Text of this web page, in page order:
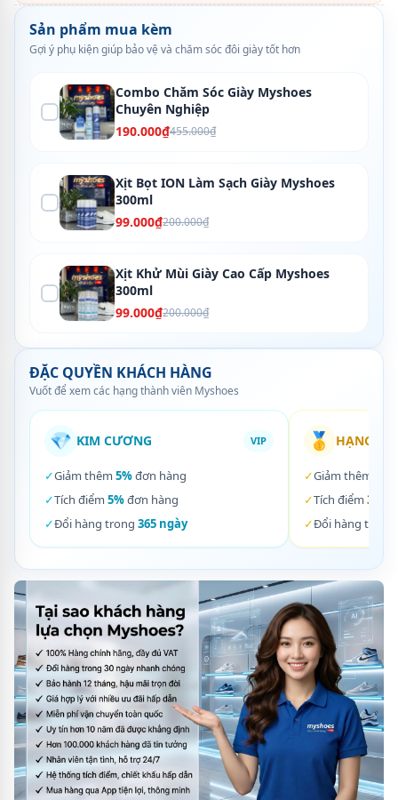
Sản phẩm mua kèm
Gợi ý phụ kiện giúp bảo vệ và chăm sóc đôi giày tốt hơn
Combo Chăm Sóc Giày Myshoes
Chuyên Nghiệp
190.000₫455.000₫
Xịt Bọt ION Làm Sạch Giày Myshoes
300ml
99.000₫200.000₫
Xịt Khử Mùi Giày Cao Cấp Myshoes
300ml
99.000₫200.000₫
ĐẶC QUYỀN KHÁCH HÀNG
Vuốt để xem các hạng thành viên Myshoes
💎 KIM CƯƠNG VIP
✓Giảm thêm 5%đơn hàng
✓Tích điểm 5%đơn hàng
✓Đổi hàng trong 365 ngày
🥇 HẠNG
✓Giảm thêm
✓Tích điểm 3%
✓Đổi hàng trong